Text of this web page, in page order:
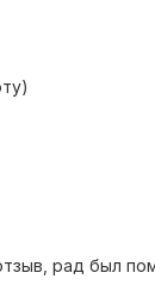
рад был